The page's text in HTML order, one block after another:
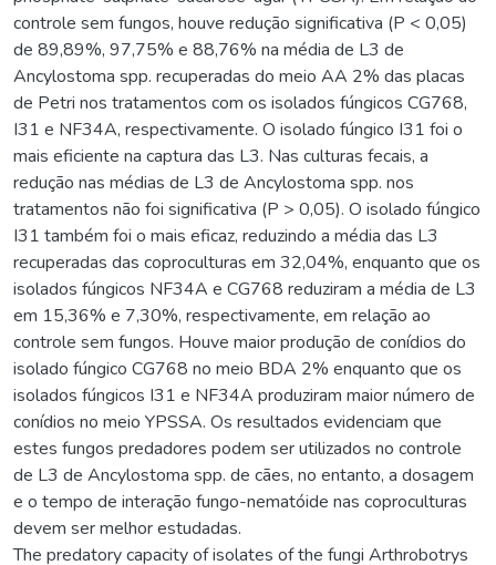
controle sem fungos, houve redução significativa (P < 0,05)
de 89,89%, 97,75% e 88,76% na média de L3 de
Ancylostoma spp. recuperadas do meio AA 2% das placas
de Petri nos tratamentos com os isolados fúngicos CG768,
I31 e NF34A, respectivamente. O isolado fúngico I31 foi o
mais eficiente na captura das L3. Nas culturas fecais, a
redução nas médias de L3 de Ancylostoma spp. nos
tratamentos não foi significativa (P > 0,05). O isolado fúngico
I31 também foi o mais eficaz, reduzindo a média das L3
recuperadas das coproculturas em 32,04%, enquanto que os
isolados fúngicos NF34A e CG768 reduziram a média de L3
em 15,36% e 7,30%, respectivamente, em relação ao
controle sem fungos. Houve maior produção de conídios do
isolado fúngico CG768 no meio BDA 2% enquanto que os
isolados fúngicos I31 e NF34A produziram maior número de
conídios no meio YPSSA. Os resultados evidenciam que
estes fungos predadores podem ser utilizados no controle
de L3 de Ancylostoma spp. de cães, no entanto, a dosagem
e o tempo de interação fungo-nematóide nas coproculturas
devem ser melhor estudadas.
The predatory capacity of isolates of the fungi Arthrobotrys